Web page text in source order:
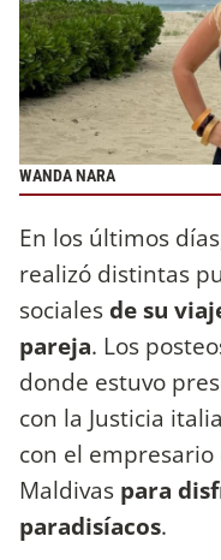
WANDA NARA
En los últimos
realizó distintas
socialesde su
pareja. Los
donde estuvo
con la Justicia
con el empresario
Maldivas para
paradisíacos.